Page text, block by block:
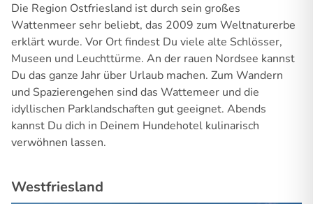
Die Region Ostfriesland ist durch sein großes
Wattenmeer sehr beliebt, das 2009 zum Weltnaturerbe
erklärt wurde. Vor Ort findest Du viele alte Schlösser,
Museen und Leuchttürme. An der rauen Nordsee kannst
Du das ganze Jahr über Urlaub machen. Zum Wandern
und Spazierengehen sind das Wattemeer und die
idyllischen Parklandschaften gut geeignet. Abends
kannst Du dich in Deinem Hundehotel kulinarisch
verwöhnen lassen.
Westfriesland